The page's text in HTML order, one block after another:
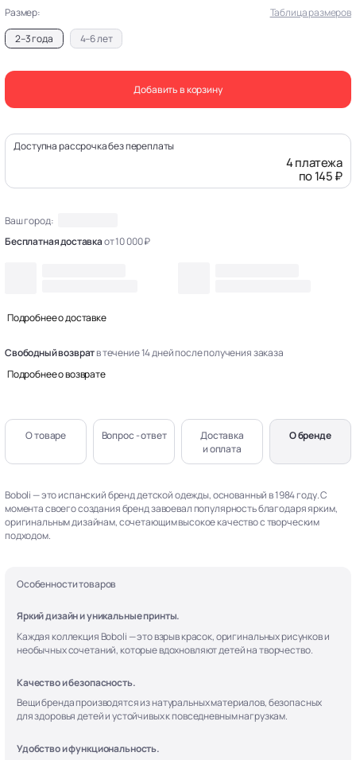
Размер:
Таблица размеров
2–3 года
4–6 лет
Добавить в корзину
Доступна рассрочка без переплаты
4 платежа
по 145 ₽
Ваш город:
Бесплатная доставкаот 10 000 ₽
Подробнее о доставке
Свободный возвратв течение 14 дней после получения заказа
Подробнее о возврате
О товаре Вопрос - ответ
Доставка
и оплата
О бренде
Boboli — это испанский бренд детской одежды, основанный в 1984 году. С
момента своего создания бренд завоевал популярность благодаря ярким,
оригинальным дизайнам, сочетающим высокое качество с творческим
подходом.
Особенности товаров
Яркий дизайн и уникальные принты.
Каждая коллекция Boboli — это взрыв красок, оригинальных рисунков и
необычных сочетаний, которые вдохновляют детей на творчество.
Качество и безопасность.
Вещи бренда производятся из натуральных материалов, безопасных
для здоровья детей и устойчивых к повседневным нагрузкам.
Удобство и функциональность.